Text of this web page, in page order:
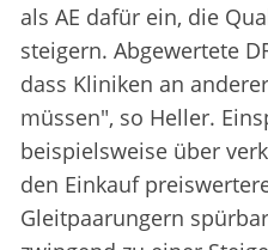
als AE dafür ein, die
steigern. Abgewertete
dass Kliniken an
müssen", so Heller.
beispielsweise über
den Einkauf
Gleitpaarungern